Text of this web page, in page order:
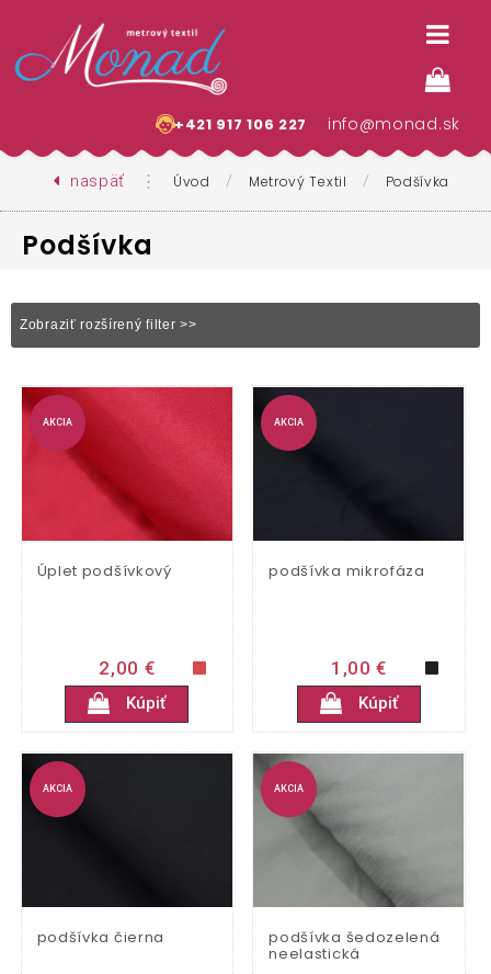
+421 917 106 227 info@monad.sk
naspäť ⋮ Úvod / Metrový Textil / Podšívka
Podšívka
Zobraziť rozšírený filter >>
AKCIA
Úplet podšívkový
2,00 €
Kúpiť
AKCIA
podšívka mikrofáza
1,00 €
Kúpiť
AKCIA
podšívka čierna
AKCIA
podšívka šedozelená
neelastická